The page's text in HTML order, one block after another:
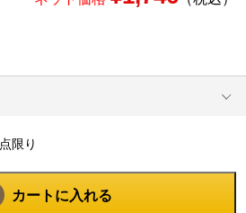
点限り
カートに入れる